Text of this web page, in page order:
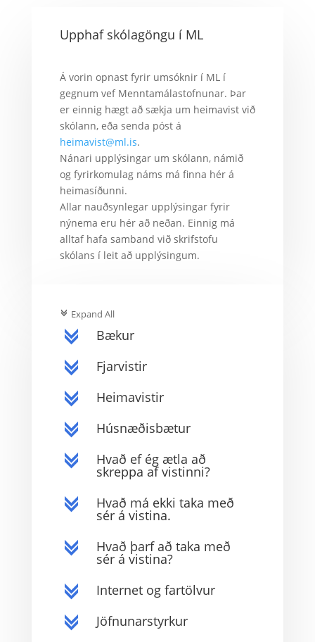
Upphaf skólagöngu í ML
Á vorin opnast fyrir umsóknir í ML í
gegnum vef Menntamálastofnunar. Þar
er einnig hægt að sækja um heimavist við
skólann, eða senda póst á
heimavist@ml.is.
Nánari upplýsingar um skólann, námið
og fyrirkomulag náms má finna hér á
heimasíðunni.
Allar nauðsynlegar upplýsingar fyrir
nýnema eru hér að neðan. Einnig má
alltaf hafa samband við skrifstofu
skólans í leit að upplýsingum.
c Expand All
c Bækur
c Fjarvistir
c Heimavistir
c Húsnæðisbætur
c Hvað ef ég ætla að
skreppa af vistinni?
c Hvað má ekki taka með
sér á vistina.
c Hvað þarf að taka með
sér á vistina?
c Internet og fartölvur
c Jöfnunarstyrkur